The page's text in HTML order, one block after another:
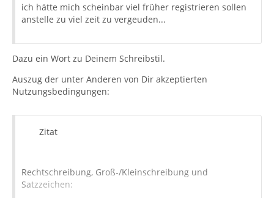
ich hätte mich scheinbar viel früher registrieren sollen
anstelle zu viel zeit zu vergeuden...
Dazu ein Wort zu Deinem Schreibstil.
Auszug der unter Anderen von Dir akzeptierten
Nutzungsbedingungen:
Zitat
Rechtschreibung, Groß-/Kleinschreibung und
Satzzeichen: